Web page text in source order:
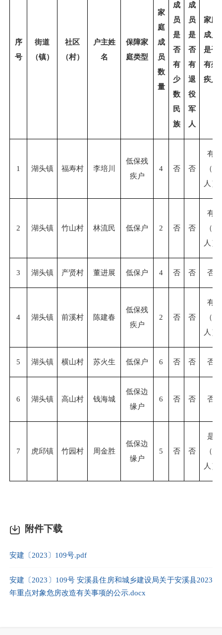
序
号
街道
（镇）
社区
（村）
户主姓
名
保障家
庭类型
家
庭
成
员
数
量
成
员
是
否
有
少
数
民
族
成
员
是
否
有
退
役
军
人
家庭
成员
是否
有残
疾人
1 湖头镇 福寿村 李培川
低保残
疾户
4 否 否
有
（
人）
2 湖头镇 竹山村 林流民 低保户 2 否 否
有
（
人）
3 湖头镇 产贤村 董进展 低保户 4 否 否 否
4 湖头镇 前溪村 陈建春
低保残
疾户
2 否 否
有
（
人）
5 湖头镇 横山村 苏火生 低保户 6 否 否 否
6 湖头镇 高山村 钱海城
低保边
缘户
6 否 否 否
7 虎邱镇 竹园村 周金胜
低保边
缘户
5 否 否
是
（
人）
附件下载
安建〔2023〕109号.pdf
安建〔2023〕109号 安溪县住房和城乡建设局关于安溪县2023
年重点对象危房改造有关事项的公示.docx